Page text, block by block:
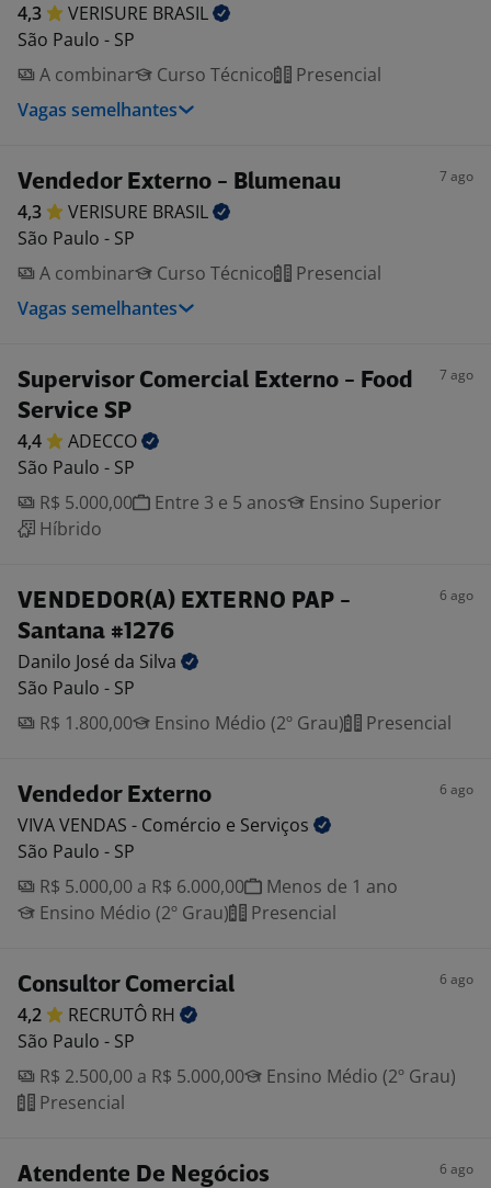
4,3 VERISURE BRASIL
São Paulo - SP
A combinar
Curso Técnico
Presencial
Vagas semelhantes
Vendedor Externo - Blumenau 7 ago
4,3 VERISURE BRASIL
São Paulo - SP
A combinar
Curso Técnico
Presencial
Vagas semelhantes
Supervisor Comercial Externo - Food
Service SP
7 ago
4,4
ADECCO
São Paulo - SP
R$ 5.000,00
Entre 3 e 5 anos
Ensino Superior
Híbrido
VENDEDOR(A) EXTERNO PAP -
Santana #1276
6 ago
Danilo José da Silva
São Paulo - SP
R$ 1.800,00
Ensino Médio (2º Grau) Presencial
Vendedor Externo 6 ago
VIVA VENDAS - Comércio e Serviços
São Paulo - SP
R$ 5.000,00 a R$ 6.000,00
Menos de 1 ano
Ensino Médio (2º Grau)
Presencial
Consultor Comercial 6 ago
4,2 RECRUTÔ RH
São Paulo - SP
R$ 2.500,00 a R$ 5.000,00
Ensino Médio (2º Grau)
Presencial
Atendente De Negócios 6 ago